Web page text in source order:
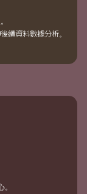
續資料數據分析。